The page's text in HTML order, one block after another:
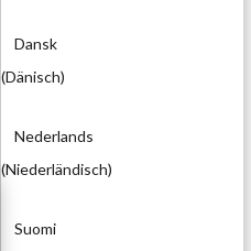
Dansk
(Dänisch)
Nederlands
(Niederländisch)
Suomi